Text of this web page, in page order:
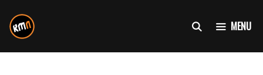
do
treści
MENU